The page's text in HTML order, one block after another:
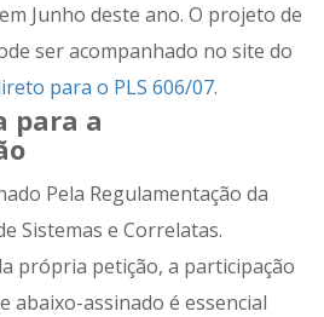
Junho deste ano. O projeto de
ser acompanhado no site do
para o PLS 606/07.
para a
Pela Regulamentação da
Sistemas e Correlatas.
própria petição, a participação
abaixo-assinado é essencial